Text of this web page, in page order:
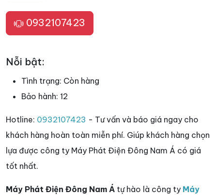
0932107423
Nỗi bật:
Tình trạng: Còn hàng
Bảo hành: 12
Hotline: 0932107423 - Tư vấn và báo giá ngay cho
khách hàng hoàn toàn miễn phí. Giúp khách hàng chọn
lựa được công ty Máy Phát Điện Đông Nam Á có giá
tốt nhất.
Máy Phát Điện Đông Nam Á tự hào là công ty Máy